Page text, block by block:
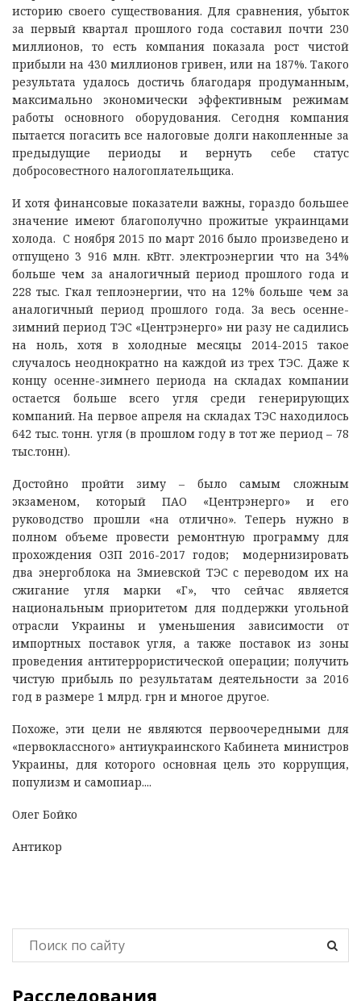
историю своего существования. Для сравнения, убыток
за первый квартал прошлого года составил почти 230
миллионов, то есть компания показала рост чистой
прибыли на 430 миллионов гривен, или на 187%. Такого
результата удалось достичь благодаря продуманным,
максимально экономически эффективным режимам
работы основного оборудования. Сегодня компания
пытается погасить все налоговые долги накопленные за
предыдущие периоды и вернуть себе статус
добросовестного налогоплательщика.
И хотя финансовые показатели важны, гораздо большее
значение имеют благополучно прожитые украинцами
холода. С ноября 2015 по март 2016 было произведено и
отпущено 3 916 млн. кВтг. электроэнергии что на 34%
больше чем за аналогичный период прошлого года и
228 тыс. Гкал теплоэнергии, что на 12% больше чем за
аналогичный период прошлого года. За весь осенне-
зимний период ТЭС «Центрэнерго» ни разу не садились
на ноль, хотя в холодные месяцы 2014-2015 такое
случалось неоднократно на каждой из трех ТЭС. Даже к
концу осенне-зимнего периода на складах компании
остается больше всего угля среди генерирующих
компаний. На первое апреля на складах ТЭС находилось
642 тыс. тонн. угля (в прошлом году в тот же период – 78
тыс.тонн).
Достойно пройти зиму – было самым сложным
экзаменом, который ПАО «Центрэнерго» и его
руководство прошли «на отлично». Теперь нужно в
полном объеме провести ремонтную программу для
прохождения ОЗП 2016-2017 годов; модернизировать
два энергоблока на Змиевской ТЭС с переводом их на
сжигание угля марки «Г», что сейчас является
национальным приоритетом для поддержки угольной
отрасли Украины и уменьшения зависимости от
импортных поставок угля, а также поставок из зоны
проведения антитеррористической операции; получить
чистую прибыль по результатам деятельности за 2016
год в размере 1 млрд. грн и многое другое.
Похоже, эти цели не являются первоочередными для
«первоклассного» антиукраинского Кабинета министров
Украины, для которого основная цель это коррупция,
популизм и самопиар....
Олег Бойко
Антикор
Расследования